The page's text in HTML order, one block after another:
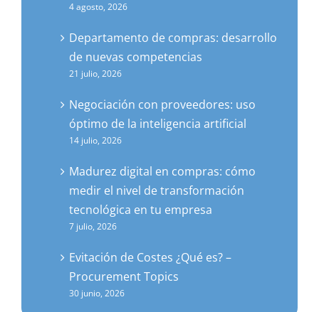
4 agosto, 2026
Departamento de compras: desarrollo
de nuevas competencias
21 julio, 2026
Negociación con proveedores: uso
óptimo de la inteligencia artificial
14 julio, 2026
Madurez digital en compras: cómo
medir el nivel de transformación
tecnológica en tu empresa
7 julio, 2026
Evitación de Costes ¿Qué es? –
Procurement Topics
30 junio, 2026